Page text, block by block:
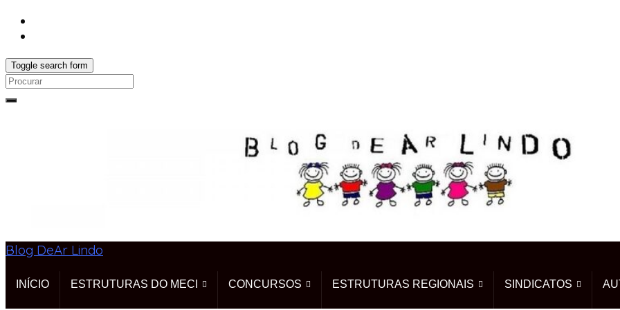
Toggle search form
Search
Blog DeAr Lindo
INÍCIO ESTRUTURAS DO MECI CONCURSOS ESTRUTURAS REGIONAIS SINDICATOS